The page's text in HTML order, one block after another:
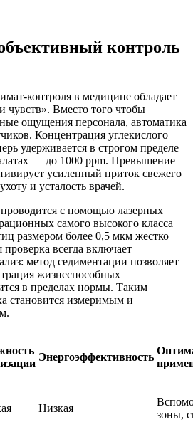
контроль
контроля в медицине обладает
чувств». Вместо того чтобы
ощущения персонала, автоматика
Концентрация углекислого
удерживается в строгом пределе
— до 1000 ppm. Превышение
усиленный приток свежего
и усталость врачей.
с помощью лазерных
самого высокого класса
размером более 0,5 мкм жестко
всегда включает
метод седиментации позволяет
жизнеспособных
в пределах нормы. Таким
становится измеримым и
Энергоэффективность
Низкая
зоны,